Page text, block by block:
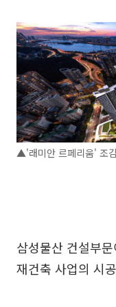
▲'래미안 르페리움' 조
삼성물산 건설부
재건축 사업의 시